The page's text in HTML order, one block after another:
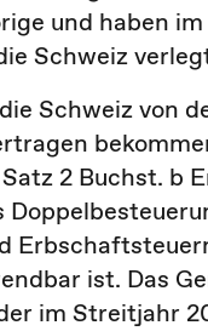
und haben im
Schweiz
Schweiz von
2 Buchst. b
ist. Das
im Streitjahr